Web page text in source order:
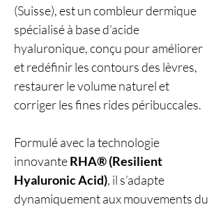
(Suisse), est un combleur dermique
spécialisé à base d’acide
hyaluronique, conçu pour améliorer
et redéfinir les contours des lèvres,
restaurer le volume naturel et
corriger les fines rides péribuccales.
Formulé avec la technologie
innovanteRHA® (Resilient
Hyaluronic Acid), il s’adapte
dynamiquement aux mouvements du